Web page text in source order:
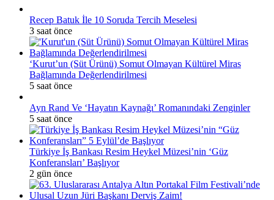
Recep Batuk İle 10 Soruda Tercih Meselesi
3 saat önce
‘Kurut’un (Süt Ürünü) Somut Olmayan Kültürel Miras
Bağlamında Değerlendirilmesi
5 saat önce
Ayn Rand Ve ‘Hayatın Kaynağı’ Romanındaki Zenginler
5 saat önce
Türkiye İş Bankası Resim Heykel Müzesi’nin ‘Güz
Konferansları’ Başlıyor
2 gün önce